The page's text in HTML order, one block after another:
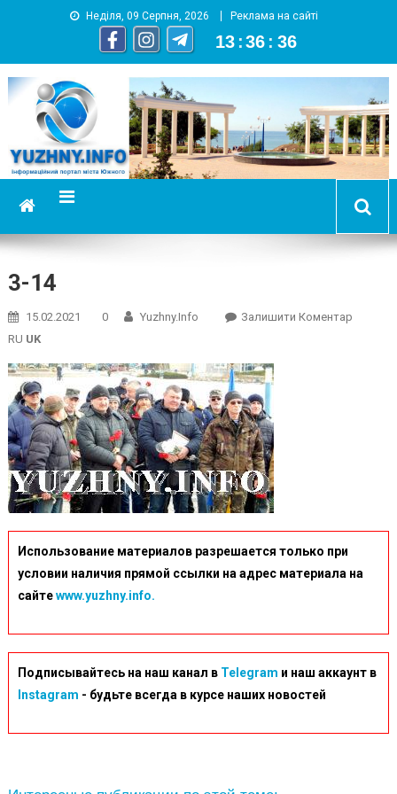
Неділя, 09 Серпня, 2026 Реклама на сайті
13 :36 : 36
YUZHNY.INFO
информационный портал города Южный
3-14
15.02.2021 0 Yuzhny.info Залишити КоментарOn
RU UK
Использование материалов разрешается только при
условии наличия прямой ссылки на адрес материала на
сайтеwww.yuzhny.info.
Подписывайтесь на наш канал в Telegram и наш аккаунт в
Instagram - будьте всегда в курсе наших новостей